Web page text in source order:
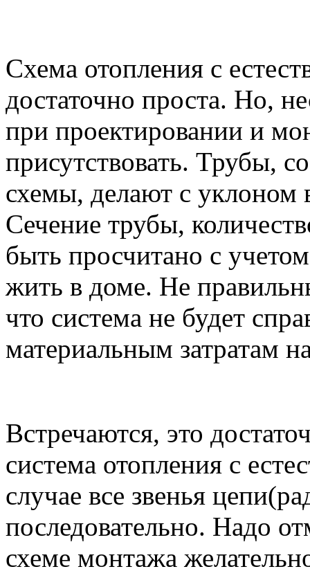
Схема отопления с
достаточно проста. Но,
при проектировании и
присутствовать. Трубы,
схемы, делают с уклоном
Сечение трубы,
быть просчитано с
жить в доме. Не
что система не будет
материальным затратам
Встречаются, это
система отопления с
случае все звенья
последовательно. Надо
схеме монтажа